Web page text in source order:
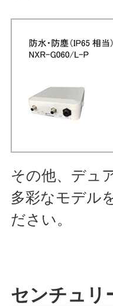
その他、デュ
多彩なモデル
ださい。
センチュリ